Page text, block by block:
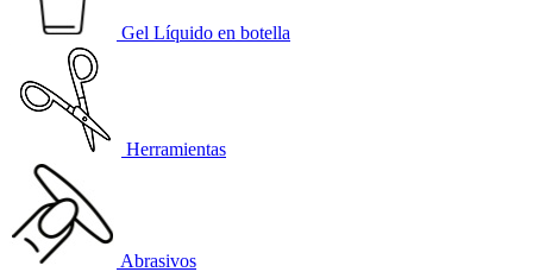
Gel Líquido en botella
Herramientas
Abrasivos